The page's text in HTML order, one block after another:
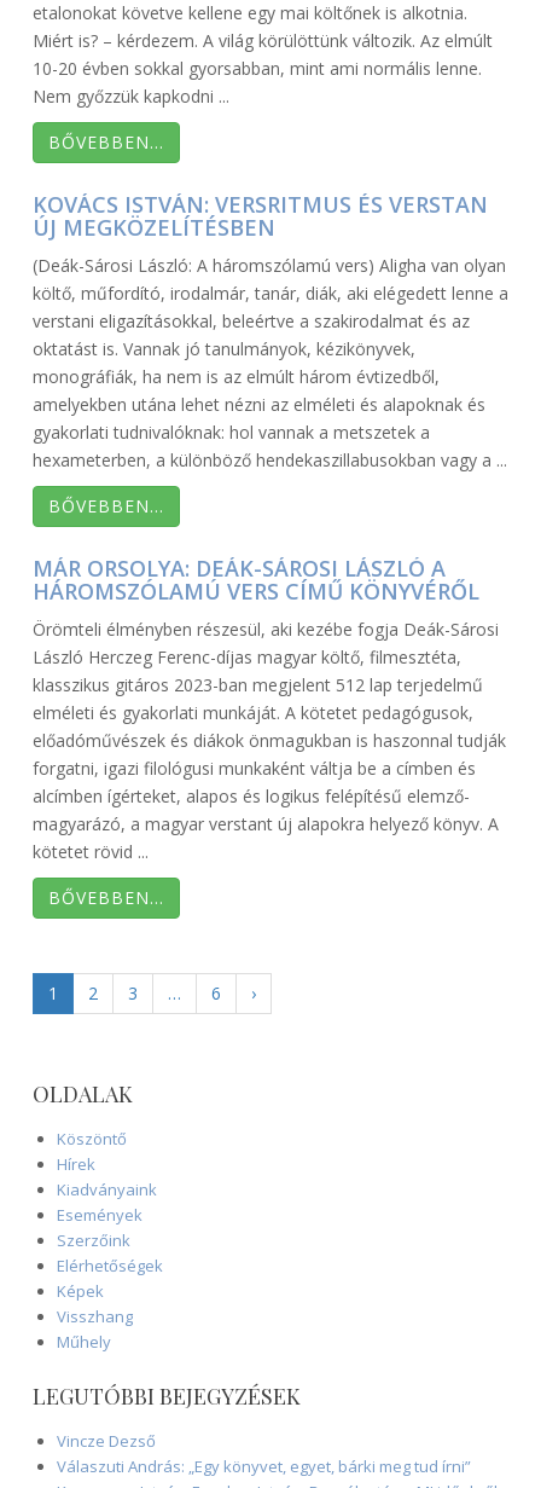
etalonokat követve kellene egy mai költőnek is alkotnia.
Miért is? – kérdezem. A világ körülöttünk változik. Az elmúlt
10-20 évben sokkal gyorsabban, mint ami normális lenne.
Nem győzzük kapkodni ...
BŐVEBBEN…
KOVÁCS ISTVÁN: VERSRITMUS ÉS VERSTAN
ÚJ MEGKÖZELÍTÉSBEN
(Deák-Sárosi László: A háromszólamú vers) Aligha van olyan
költő, műfordító, irodalmár, tanár, diák, aki elégedett lenne a
verstani eligazításokkal, beleértve a szakirodalmat és az
oktatást is. Vannak jó tanulmányok, kézikönyvek,
monográfiák, ha nem is az elmúlt három évtizedből,
amelyekben utána lehet nézni az elméleti és alapoknak és
gyakorlati tudnivalóknak: hol vannak a metszetek a
hexameterben, a különböző hendekaszillabusokban vagy a ...
BŐVEBBEN…
MÁR ORSOLYA: DEÁK-SÁROSI LÁSZLÓ A
HÁROMSZÓLAMÚ VERS CÍMŰ KÖNYVÉRŐL
Örömteli élményben részesül, aki kezébe fogja Deák-Sárosi
László Herczeg Ferenc-díjas magyar költő, filmesztéta,
klasszikus gitáros 2023-ban megjelent 512 lap terjedelmű
elméleti és gyakorlati munkáját. A kötetet pedagógusok,
előadóművészek és diákok önmagukban is haszonnal tudják
forgatni, igazi filológusi munkaként váltja be a címben és
alcímben ígérteket, alapos és logikus felépítésű elemző-
magyarázó, a magyar verstant új alapokra helyező könyv. A
kötetet rövid ...
BŐVEBBEN…
1 2 3 … 6 ›
OLDALAK
Köszöntő
Hírek
Kiadványaink
Események
Szerzőink
Elérhetőségek
Képek
Visszhang
Műhely
LEGUTÓBBI BEJEGYZÉSEK
Vincze Dezső
Válaszuti András: „Egy könyvet, egyet, bárki meg tud írni”